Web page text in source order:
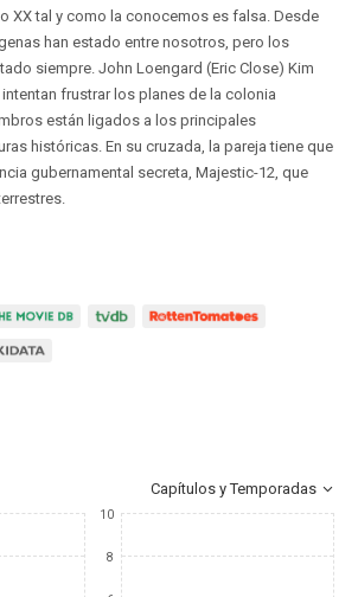
XX tal y como la conocemos es falsa. Desde
han estado entre nosotros, pero los
siempre. John Loengard (Eric Close) Kim
frustrar los planes de la colonia
están ligados a los principales
históricas. En su cruzada, la pareja tiene que
gubernamental secreta, Majestic-12, que
Capítulos y Temporadas
10
8